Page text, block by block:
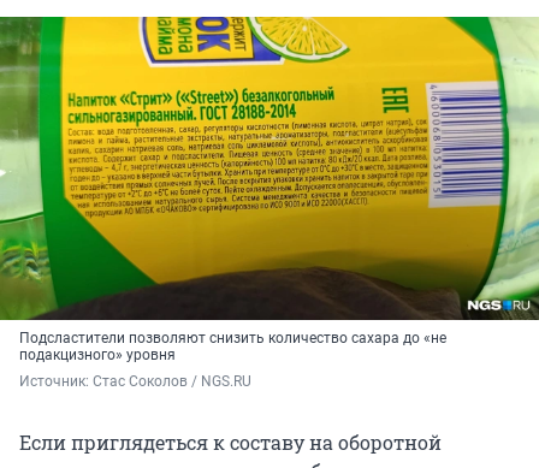
Подсластители позволяют снизить количество сахара до «не
подакцизного» уровня
Источник: Стас Соколов / NGS.RU
Если приглядеться к составу на оборотной